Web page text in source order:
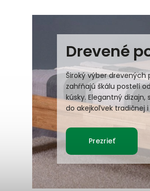
Drevené
Široký výber drevených
zahŕňajú škálu postelí
kúsky. Elegantný
do akejkoľvek tradičnej
Prezrieť